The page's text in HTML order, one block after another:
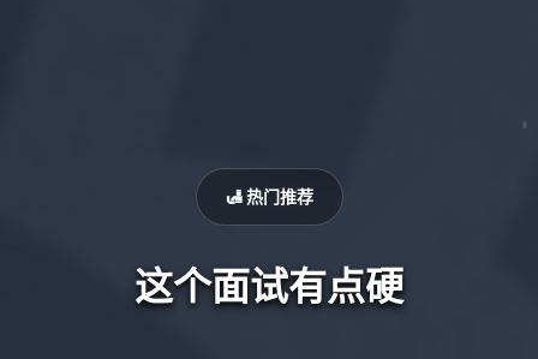
🛃 热门推荐
这个面试有点硬